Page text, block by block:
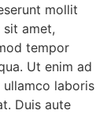
mollit
amet,
tempor
Ut enim ad
laboris
Duis aute